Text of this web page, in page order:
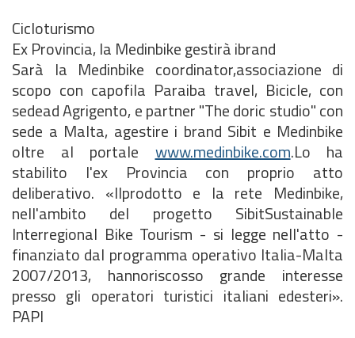
Cicloturismo
Ex Provincia, la Medinbike gestirà ibrand
Sarà la Medinbike coordinator,associazione di
scopo con capofila Paraiba travel, Bicicle, con
sedead Agrigento, e partner "The doric studio" con
sede a Malta, agestire i brand Sibit e Medinbike
oltre al portale www.medinbike.com.Lo ha
stabilito l'ex Provincia con proprio atto
deliberativo. «Ilprodotto e la rete Medinbike,
nell'ambito del progetto SibitSustainable
Interregional Bike Tourism - si legge nell'atto -
finanziato dal programma operativo Italia-Malta
2007/2013, hannoriscosso grande interesse
presso gli operatori turistici italiani edesteri».
PAPI